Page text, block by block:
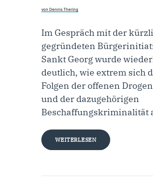
von Dennis Thering
Im Gespräch mit der
gegründeten
Sankt Georg wurde
deutlich, wie extrem sich
Folgen der offenen
und der dazugehörigen
Beschaffungskriminalität
WEITERLESEN